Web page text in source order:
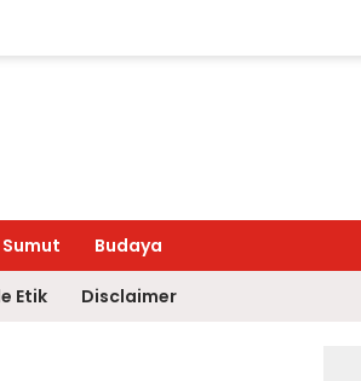
Sumut Budaya
Etik Disclaimer